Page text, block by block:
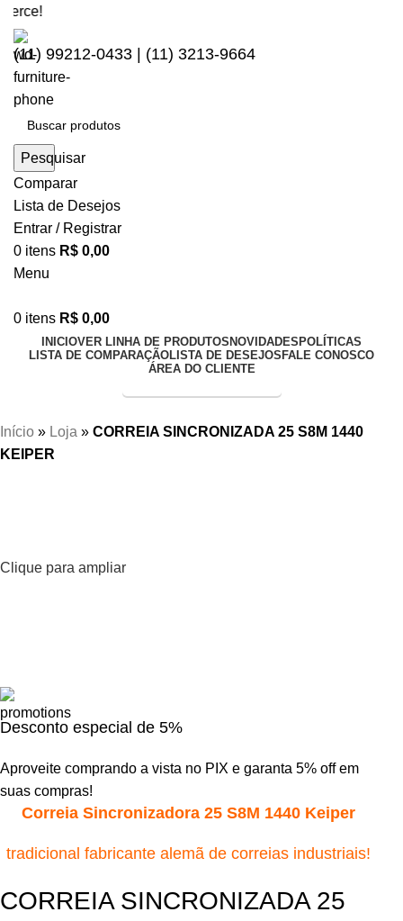
(11) 99212-0433 | (11) 3213-9664
Pesquisar
Comparar
Lista de Desejos
Entrar / Registrar
0 itens R$ 0,00
Menu
0 itens R$ 0,00
INICIOVER LINHA DE PRODUTOS NOVIDADES POLÍTICAS
LISTA DE COMPARAÇÃOLISTA DE DESEJOS FALE CONOSCO
ÁREA DO CLIENTE
Início » Loja »CORREIA SINCRONIZADA 25 S8M 1440
KEIPER
Clique para ampliar
Desconto especial de 5%
Aproveite comprando a vista no PIX e garanta 5% off em
suas compras!
Correia Sincronizadora 25 S8M 1440 Keiper
tradicional fabricante alemã de correias industriais!
CORREIA SINCRONIZADA 25